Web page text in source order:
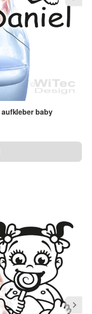
ich zur Kenntnis
aufkleber baby